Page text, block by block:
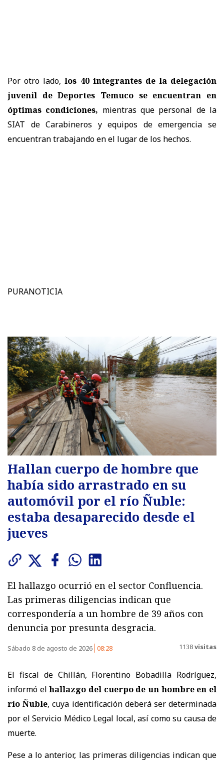
Por otro lado,los 40 integrantes de la delegación
juvenil de Deportes Temuco se encuentran en
óptimas condiciones, mientras que personal de la
SIAT de Carabineros y equipos de emergencia se
encuentran trabajando en el lugar de los hechos.
PURANOTICIA
Hallan cuerpo de hombre que
había sido arrastrado en su
automóvil por el río Ñuble:
estaba desaparecido desde el
jueves
El hallazgo ocurrió en el sector Confluencia.
Las primeras diligencias indican que
correspondería a un hombre de 39 años con
denuncia por presunta desgracia.
Sábado 8 de agosto de 2026 08:28 1138visitas
El fiscal de Chillán, Florentino Bobadilla Rodríguez,
informó elhallazgo del cuerpo de un hombre en el
río Ñuble, cuya identificación deberá ser determinada
por el Servicio Médico Legal local, así como su causa de
muerte.
Pese a lo anterior, las primeras diligencias indican que